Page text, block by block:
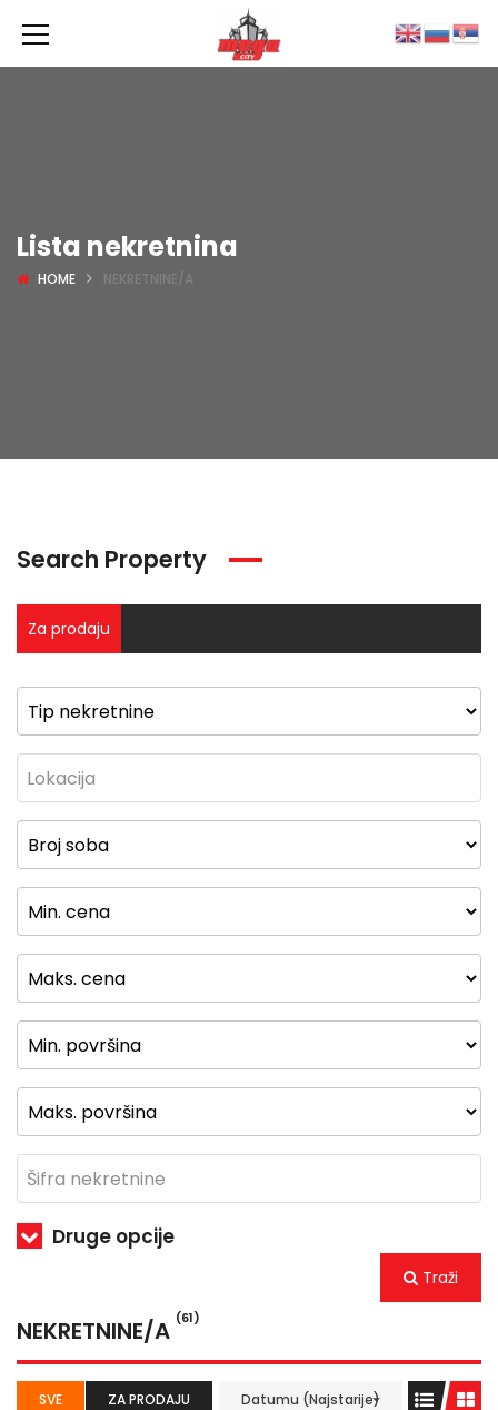
Lista nekretnina
HOME NEKRETNINE/A
Search Property
Za prodaju
Druge opcije
Traži
NEKRETNINE/A (61)
SVE ZA PRODAJU Datumu (Najstarije)